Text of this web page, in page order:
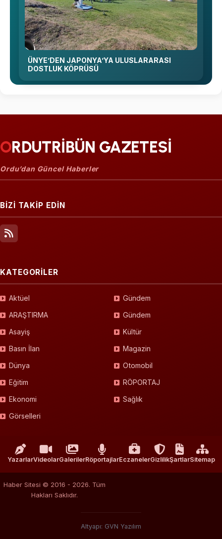
ÜNYE’DEN JAPONYA’YA ULUSLARARASI
DOSTLUK KÖPRÜSÜ
ORDUTRİBÜN GAZETESİ
Ordu’dan Güncel Haberler
BİZİ TAKİP EDİN
KATEGORİLER
Aktüel
ARAŞTIRMA
Asayiş
Basın İlan
Dünya
Eğitim
Ekonomi
Görselleri
Gündem
Gündem
Kültür
Magazin
Otomobil
RÖPORTAJ
Sağlık
YazarlarVideolarGalerilerRöportajlarEczanelerGizlilikŞartlarSitemap
Haber Sitesi © 2016 - 2026. Tüm
Hakları Saklıdır.
Altyapı: GVN Yazılım